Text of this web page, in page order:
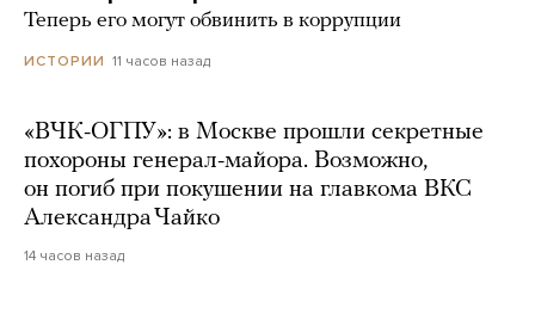
Теперь его могут обвинить в коррупции
ИСТОРИИ 11 часов назад
«ВЧК-ОГПУ»: в Москве прошли секретные
похороны генерал-майора. Возможно,
он погиб при покушении на главкома ВКС
Александра Чайко
14 часов назад